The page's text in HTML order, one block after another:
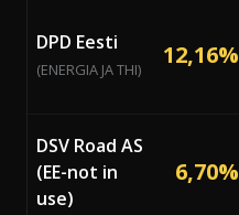
DPD Eesti
(ENERGIA JA THI) 12,16%
DSV Road AS
(EE-not in
use)
6,70%